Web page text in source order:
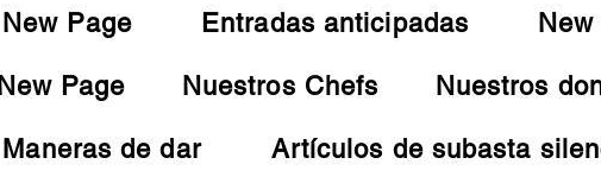
New Page Entradas anticipadas
New Page Nuestros Chefs Nuestros
Maneras de dar Artículos de subasta